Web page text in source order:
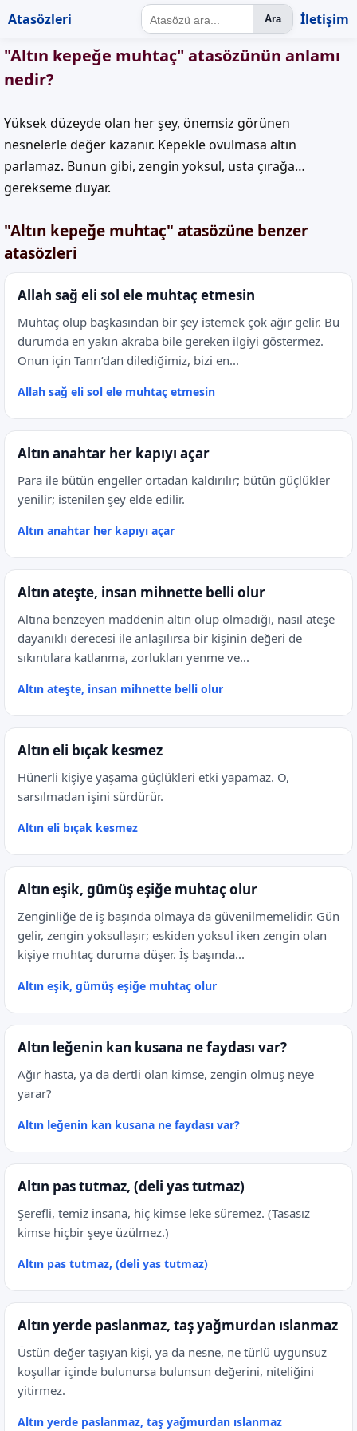
Atasözleri Ara İletişim
"Altın kepeğe muhtaç" atasözünün anlamı
nedir?
Yüksek düzeyde olan her şey, önemsiz görünen
nesnelerle değer kazanır. Kepekle ovulmasa altın
parlamaz. Bunun gibi, zengin yoksul, usta çırağa…
gerekseme duyar.
"Altın kepeğe muhtaç" atasözüne benzer
atasözleri
Allah sağ eli sol ele muhtaç etmesin
Muhtaç olup başkasından bir şey istemek çok ağır gelir. Bu
durumda en yakın akraba bile gereken ilgiyi göstermez.
Onun için Tanrı’dan dilediğimiz, bizi en...
Allah sağ eli sol ele muhtaç etmesin
Altın anahtar her kapıyı açar
Para ile bütün engeller ortadan kaldırılır; bütün güçlükler
yenilir; istenilen şey elde edilir.
Altın anahtar her kapıyı açar
Altın ateşte, insan mihnette belli olur
Altına benzeyen maddenin altın olup olmadığı, nasıl ateşe
dayanıklı derecesi ile anlaşılırsa bir kişinin değeri de
sıkıntılara katlanma, zorlukları yenme ve...
Altın ateşte, insan mihnette belli olur
Altın eli bıçak kesmez
Hünerli kişiye yaşama güçlükleri etki yapamaz. O,
sarsılmadan işini sürdürür.
Altın eli bıçak kesmez
Altın eşik, gümüş eşiğe muhtaç olur
Zenginliğe de iş başında olmaya da güvenilmemelidir. Gün
gelir, zengin yoksullaşır; eskiden yoksul iken zengin olan
kişiye muhtaç duruma düşer. İş başında...
Altın eşik, gümüş eşiğe muhtaç olur
Altın leğenin kan kusana ne faydası var?
Ağır hasta, ya da dertli olan kimse, zengin olmuş neye
yarar?
Altın leğenin kan kusana ne faydası var?
Altın pas tutmaz, (deli yas tutmaz)
Şerefli, temiz insana, hiç kimse leke süremez. (Tasasız
kimse hiçbir şeye üzülmez.)
Altın pas tutmaz, (deli yas tutmaz)
Altın yerde paslanmaz, taş yağmurdan ıslanmaz
Üstün değer taşıyan kişi, ya da nesne, ne türlü uygunsuz
koşullar içinde bulunursa bulunsun değerini, niteliğini
yitirmez.
Altın yerde paslanmaz, taş yağmurdan ıslanmaz